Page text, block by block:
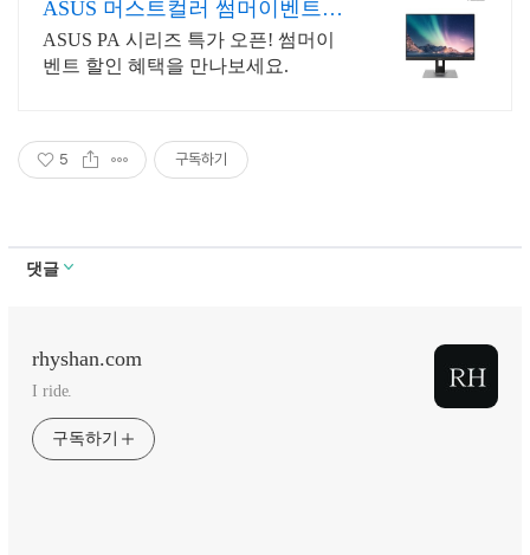
ASUS 머스트컬러 썸머이벤트
할인!
ASUS PA 시리즈 특가 오픈! 썸머이
벤트 할인 혜택을 만나보세요.
5 구독하기
댓글
rhyshan.com
I ride.
구독하기